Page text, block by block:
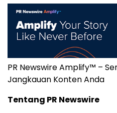
PR Newswire Amplify™ –
Jangkauan Konten Anda
Tentang PR Newswire